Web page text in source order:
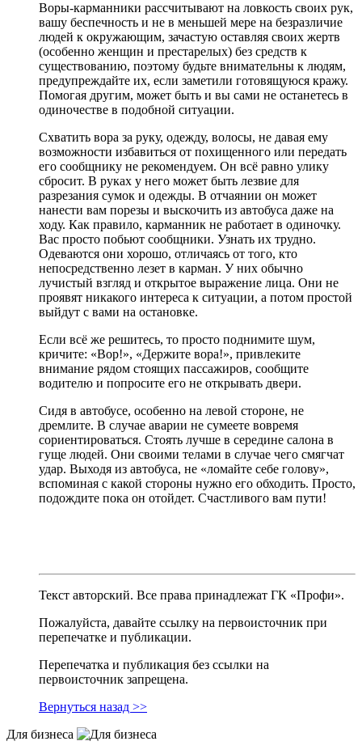
Воры-карманники рассчитывают на ловкость своих рук,
вашу беспечность и не в меньшей мере на безразличие
людей к окружающим, зачастую оставляя своих жертв
(особенно женщин и престарелых) без средств к
существованию, поэтому будьте внимательны к людям,
предупреждайте их, если заметили готовящуюся кражу.
Помогая другим, может быть и вы сами не останетесь в
одиночестве в подобной ситуации.
Схватить вора за руку, одежду, волосы, не давая ему
возможности избавиться от похищенного или передать
его сообщнику не рекомендуем. Он всё равно улику
сбросит. В руках у него может быть лезвие для
разрезания сумок и одежды. В отчаянии он может
нанести вам порезы и выскочить из автобуса даже на
ходу. Как правило, карманник не работает в одиночку.
Вас просто побьют сообщники. Узнать их трудно.
Одеваются они хорошо, отличаясь от того, кто
непосредственно лезет в карман. У них обычно
лучистый взгляд и открытое выражение лица. Они не
проявят никакого интереса к ситуации, а потом простой
выйдут с вами на остановке.
Если всё же решитесь, то просто поднимите шум,
кричите: «Вор!», «Держите вора!», привлеките
внимание рядом стоящих пассажиров, сообщите
водителю и попросите его не открывать двери.
Сидя в автобусе, особенно на левой стороне, не
дремлите. В случае аварии не сумеете вовремя
сориентироваться. Стоять лучше в середине салона в
гуще людей. Они своими телами в случае чего смягчат
удар. Выходя из автобуса, не «ломайте себе голову»,
вспоминая с какой стороны нужно его обходить. Просто,
подождите пока он отойдет. Счастливого вам пути!
Текст авторский. Все права принадлежат ГК «Профи».
Пожалуйста, давайте ссылку на первоисточник при
перепечатке и публикации.
Перепечатка и публикация без ссылки на
первоисточник запрещена.
Вернуться назад >>
Для бизнеса